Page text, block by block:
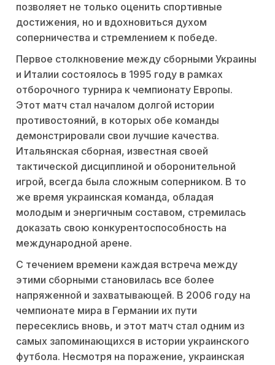
позволяет не только оценить спортивные
достижения, но и вдохновиться духом
соперничества и стремлением к победе.
Первое столкновение между сборными Украины
и Италии состоялось в 1995 году в рамках
отборочного турнира к чемпионату Европы.
Этот матч стал началом долгой истории
противостояний, в которых обе команды
демонстрировали свои лучшие качества.
Итальянская сборная, известная своей
тактической дисциплиной и оборонительной
игрой, всегда была сложным соперником. В то
же время украинская команда, обладая
молодым и энергичным составом, стремилась
доказать свою конкурентоспособность на
международной арене.
С течением времени каждая встреча между
этими сборными становилась все более
напряженной и захватывающей. В 2006 году на
чемпионате мира в Германии их пути
пересеклись вновь, и этот матч стал одним из
самых запоминающихся в истории украинского
футбола. Несмотря на поражение, украинская